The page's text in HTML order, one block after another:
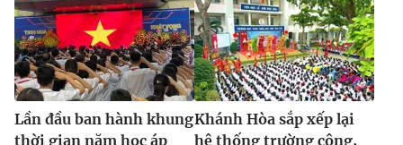
Lần đầu ban hành khung
thời gian năm học áp
Khánh Hòa sắp xếp lại
hệ thống trường công,